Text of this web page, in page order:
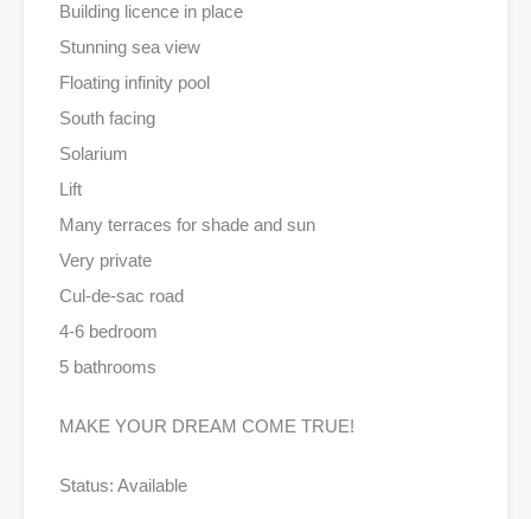
Building licence in place
Stunning sea view
Floating infinity pool
South facing
Solarium
Lift
Many terraces for shade and sun
Very private
Cul-de-sac road
4-6 bedroom
5 bathrooms
MAKE YOUR DREAM COME TRUE!
Status: Available